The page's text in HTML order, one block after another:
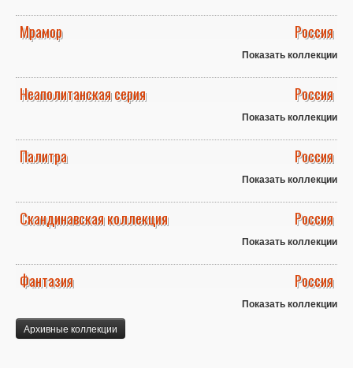
Мрамор Россия
Показать коллекции
Неаполитанская серия Россия
Показать коллекции
Палитра Россия
Показать коллекции
Скандинавская коллекция Россия
Показать коллекции
Фантазия Россия
Показать коллекции
Архивные коллекции